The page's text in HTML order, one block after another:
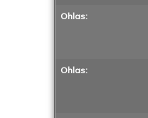
Ohlas:
Ohlas: